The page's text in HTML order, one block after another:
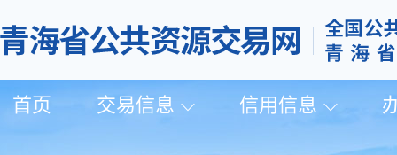
首页 交易信息 信用信息